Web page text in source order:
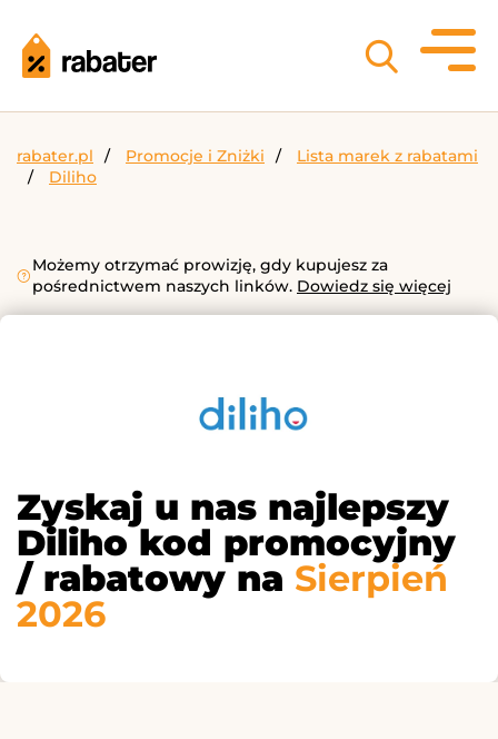
rabater.pl Promocje i Zniżki
Lista marek z rabatami
Diliho
Możemy otrzymać prowizję, gdy kupujesz za
pośrednictwem naszych linków. Dowiedz się więcej
Zyskaj u nas najlepszy
Diliho kod promocyjny
/ rabatowy na Sierpień
2026